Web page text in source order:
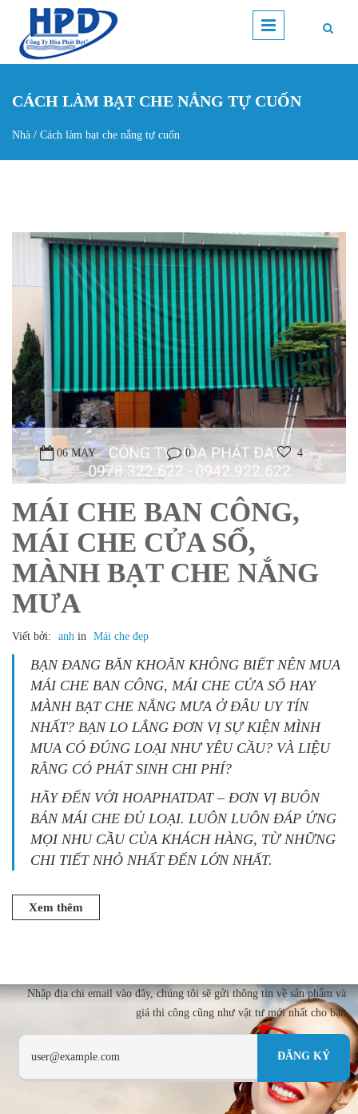
Nhảy đến nội dung
CÁCH LÀM BẠT CHE NẮNG TỰ CUỐN
Nhà / Cách làm bạt che nắng tự cuốn
06 MAY 0 4
MÁI CHE BAN CÔNG,
MÁI CHE CỬA SỔ,
MÀNH BẠT CHE NẮNG
MƯA​
Viết bởi: anh in Mái che đẹp
BẠN ĐANG BĂN KHOĂN KHÔNG BIẾT NÊN MUA
MÁI CHE BAN CÔNG, MÁI CHE CỬA SỔ HAY
MÀNH BẠT CHE NẮNG MƯA Ở ĐÂU UY TÍN
NHẤT? BẠN LO LẮNG ĐƠN VỊ SỰ KIỆN MÌNH
MUA CÓ ĐÚNG LOẠI NHƯ YÊU CẦU? VÀ LIỆU
RẰNG CÓ PHÁT SINH CHI PHÍ?
HÃY ĐẾN VỚI HOAPHATDAT – ĐƠN VỊ BUÔN
BÁN MÁI CHE ĐỦ LOẠI. LUÔN LUÔN ĐÁP ỨNG
MỌI NHU CẦU CỦA KHÁCH HÀNG, TỪ NHỮNG
CHI TIẾT NHỎ NHẤT ĐẾN LỚN NHẤT.
Xem thêm
Nhập địa chi email vào đây, chúng tôi sẽ gửi thông tin về sản phẩm và
giá thi công cũng như vật tư mới nhất cho bạn